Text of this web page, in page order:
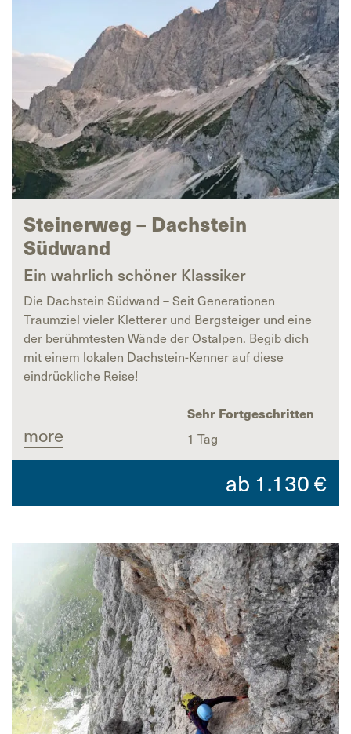
Steinerweg – Dachstein
Südwand
Ein wahrlich schöner Klassiker
Die Dachstein Südwand – Seit Generationen
Traumziel vieler Kletterer und Bergsteiger und eine
der berühmtesten Wände der Ostalpen. Begib dich
mit einem lokalen Dachstein-Kenner auf diese
eindrückliche Reise!
more
Sehr Fortgeschritten
1 Tag
ab 1.130€